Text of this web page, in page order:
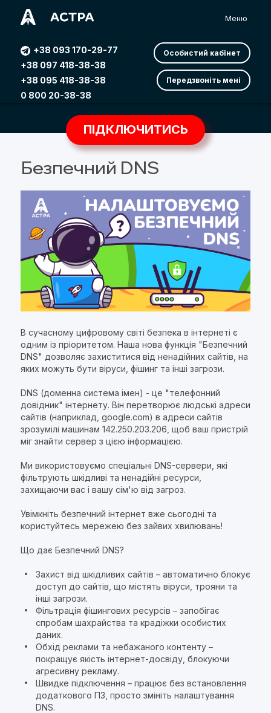
Меню
Особистий кабінет
Передзвоніть мені
+38 093 170-29-77
+38 097 418-38-38
+38 095 418-38-38
0 800 20-38-38
ПІДКЛЮЧИТИСЬ
Безпечний DNS
В сучасному цифровому світі безпека в інтернеті є
одним із пріоритетом. Наша нова функція "Безпечний
DNS" дозволяє захиститися від ненадійних сайтів, на
яких можуть бути віруси, фішинг та інші загрози.
DNS (доменна система імен) - це "телефонний
довідник" інтернету. Він перетворює людські адреси
сайтів (наприклад, google.com) в адреси сайтів
зрозумілі машинам 142.250.203.206, щоб ваш пристрій
міг знайти сервер з цією інформацією.
Ми використовуємо спеціальні DNS-сервери, які
фільтрують шкідливі та ненадійні ресурси,
захищаючи вас і вашу сім'ю від загроз.
Увімкніть безпечний інтернет вже сьогодні та
користуйтесь мережею без зайвих хвилювань!
Що дає Безпечний DNS?
Захист від шкідливих сайтів – автоматично блокує
доступ до сайтів, що містять віруси, трояни та
інші загрози.
Фільтрація фішингових ресурсів – запобігає
спробам шахрайства та крадіжки особистих
даних.
Обхід реклами та небажаного контенту –
покращує якість інтернет-досвіду, блокуючи
агресивну рекламу.
Швидке підключення – працює без встановлення
додаткового ПЗ, просто змініть налаштування
DNS.